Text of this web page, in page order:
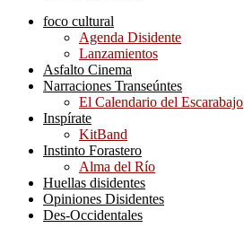
foco cultural
Agenda Disidente
Lanzamientos
Asfalto Cinema
Narraciones Transeúntes
El Calendario del Escarabajo
Inspírate
KitBand
Instinto Forastero
Alma del Río
Huellas disidentes
Opiniones Disidentes
Des-Occidentales